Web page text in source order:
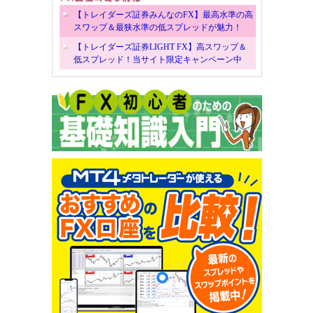
【トレイダーズ証券みんなのFX】最高水準の高
スワップ＆最狭水準の低スプレッドが魅力！
【トレイダーズ証券LIGHT FX】高スワップ＆
低スプレッド！当サイト限定キャンペーン中